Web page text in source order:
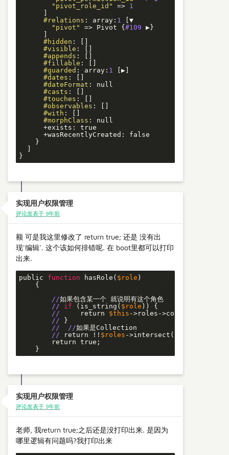
"pivot_role_id"
=> 1
#relations : array: 1
[▼
"pivot"
=> Pivot {#109 ▶}
#hidden : []
#visible : []
#appends : []
#fillable : []
#guarded : array: 1
[▶]
#dates : []
#dateFormat : null
#casts : []
#touches : []
#observables : []
#with : []
#morphClass : null
      +exists: true
      +wasRecentlyCreated: false
    }
}
实现用户权限管理
评论发表于 9年前
额 可是我这里修改了 return true; 还是 没有出
现'编辑'. 这个该如何排错呢. 在 boot里都可以打印
出来.
public function hasRole( $role )
    {
//如果包含某一个 就说明有这个角色
//
if (is_string( $role )) {
//
     return
$this ->roles->contains(
// }
//
//如果是Collection
// return !! $roles ->intersect(
        return true;
    }
实现用户权限管理
评论发表于 9年前
老师, 我return true;之后还是没打印出来. 是因为
哪里逻辑有问题吗?我打印出来